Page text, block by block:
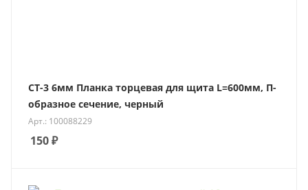
СТ-3 6мм Планка торцевая для щита L=600мм, П-
образное сечение, черный
Арт.: 100088229
150₽